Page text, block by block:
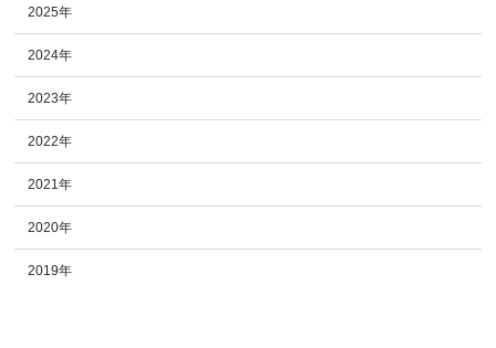
2025年
2024年
2023年
2022年
2021年
2020年
2019年